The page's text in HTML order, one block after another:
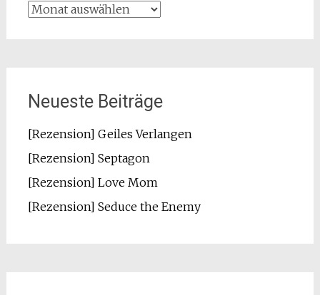
Archiv
Neueste Beiträge
[Rezension] Geiles Verlangen
[Rezension] Septagon
[Rezension] Love Mom
[Rezension] Seduce the Enemy